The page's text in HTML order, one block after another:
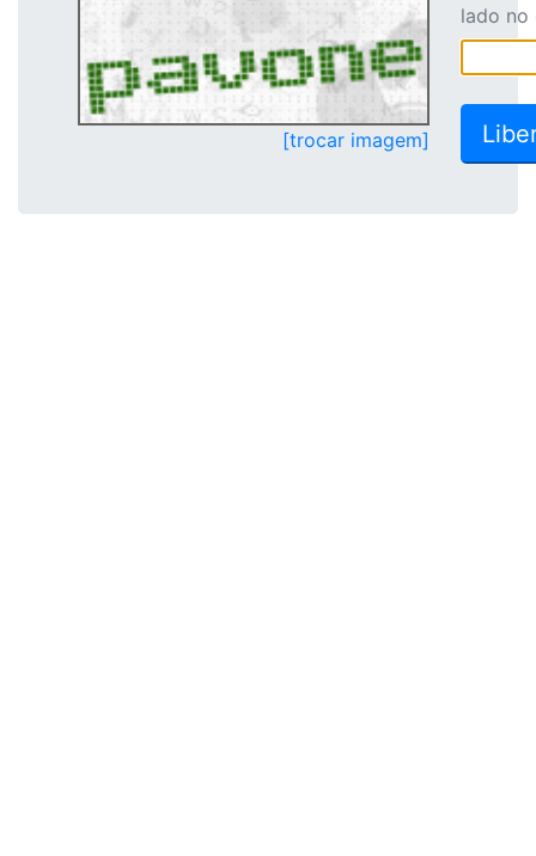
[trocar imagem]
lado no